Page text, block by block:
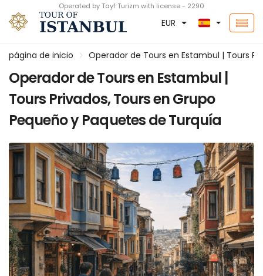
Operated by Tayf Turizm with license - 2290
EUR
página de inicio Operador de Tours en Estambul | Tours
Operador de Tours en Estambul |
Tours Privados, Tours en Grupo
Pequeño y Paquetes de Turquía